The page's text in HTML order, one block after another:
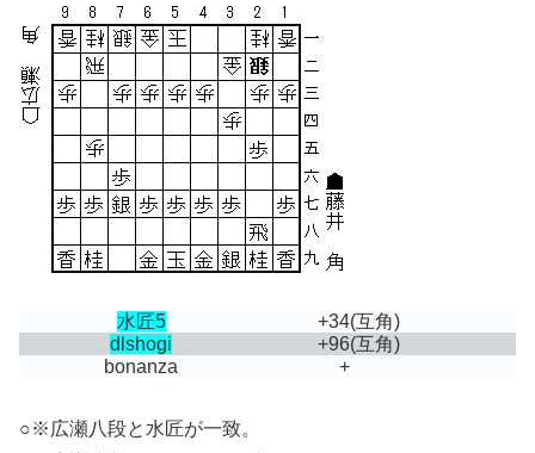
水匠5 +34(互角)
dlshogi
+96(互角)
bonanza
+
○※広瀬八段と水匠が一致。